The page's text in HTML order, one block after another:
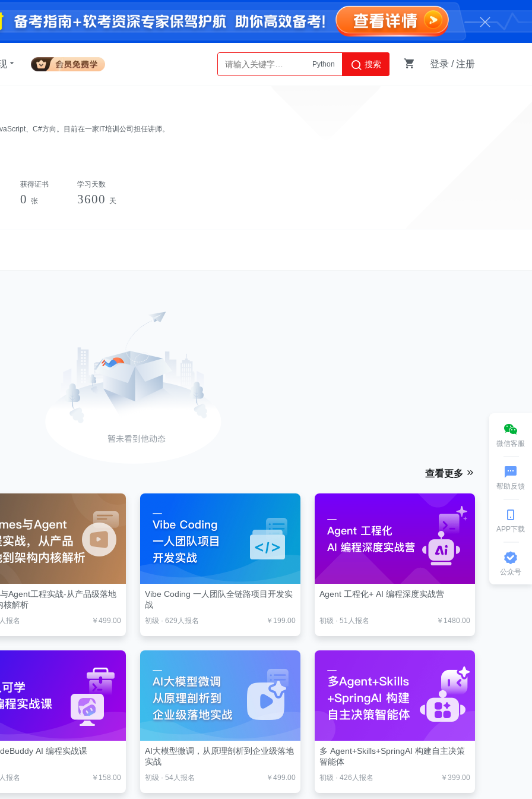
Python
AI智能体
搜索 登录 /注册
、C#方向。目前在一家IT培训公司担任讲师。
获得证书
0 张
学习天数
3600 天
查看更多
Agent工程实战-从产品级落地
核解析
报名 ￥499.00
Vibe Coding 一人团队全链路项目开发实
战
初级 · 629人报名 ￥199.00
Agent 工程化+ AI 编程深度实战营
初级 · 51人报名 ￥1480.00
AI 编程实战课
报名 ￥158.00
AI大模型微调，从原理剖析到企业级落地
实战
初级 · 54人报名 ￥499.00
多 Agent+Skills+SpringAI 构建自主决策
智能体
初级 · 426人报名 ￥399.00
微信客服
帮助反馈
APP下载
公众号